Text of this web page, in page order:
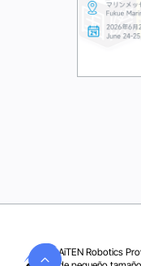
AiTEN Robotics